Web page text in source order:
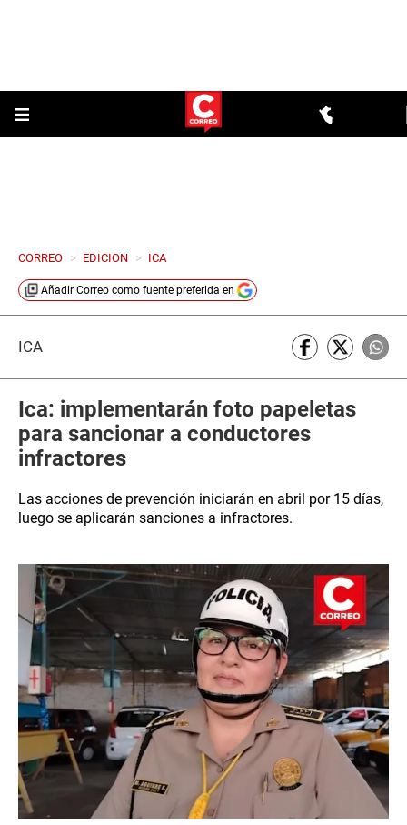
CORREO > EDICION > ICA
Añadir Correo como fuente preferida en
ICA
Ica: implementarán foto papeletas
para sancionar a conductores
infractores
Las acciones de prevención iniciarán en abril por 15 días,
luego se aplicarán sanciones a infractores.